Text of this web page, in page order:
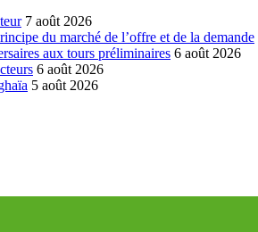
7 août 2026
du marché de l’offre et de la demande
aux tours préliminaires 6 août 2026
6 août 2026
5 août 2026